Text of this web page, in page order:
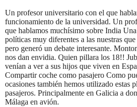
Un profesor universitario con el que
funcionamiento de la universidad. Un
que hablamos muchísimo sobre India
políticas muy diferentes a las nuestras
pero generó un debate interesante.
nos dan envidia. Quien pillara los 18!!
venían a ver a sus hijos que viven en
Compartir coche como pasajero Como
ocasiones también hemos utilizado estas
pasajeros. Principalmente en Galicia a
Málaga en avión.